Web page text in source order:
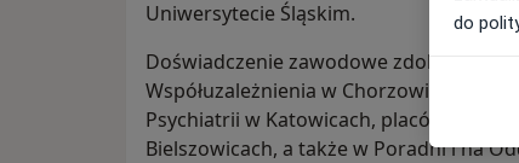
Uniwersytecie Śląskim.
Doświadczenie zawodowe zdobywałam
Współuzależnienia w Chorzowie,
Psychiatrii w Katowicach, placówce
Bielszowicach, a także w Poradni i na
do